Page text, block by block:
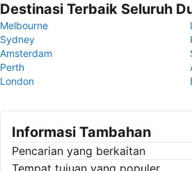
Destinasi Terbaik Seluruh
Melbourne
Sydney
Amsterdam
Perth
London
Informasi Tambahan
Pencarian yang berkaitan
Tempat tujuan yang populer